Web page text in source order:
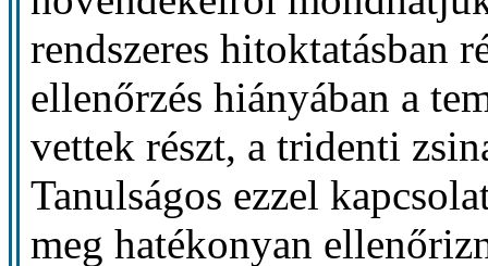
rendszeres hitoktatásban
ellenőrzés hiányában a
vettek részt, a tridenti
Tanulságos ezzel
meg hatékonyan